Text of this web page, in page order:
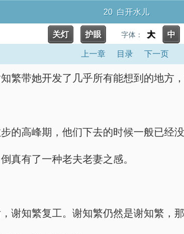
20 白开水儿
关灯 护眼 字体： 大 中
上一章 目录 下一页
繁带她开发了几乎所有能想到的地方
的高峰期，他们下去的时候一般已经
真有了一种老夫老妻之感。
谢知繁复工。谢知繁仍然是谢知繁，